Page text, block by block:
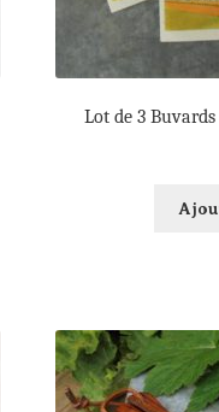
Lot de 3 Buvards